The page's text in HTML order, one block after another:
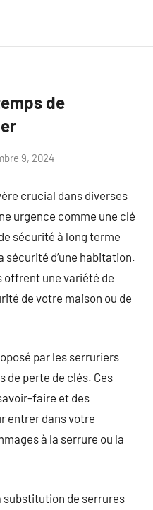
de
9, 2024
crucial dans diverses
urgence comme une clé
sécurité à long terme
sécurité d’une habitation.
offrent une variété de
de votre maison ou de
par les serruriers
de perte de clés. Ces
faire et des
entrer dans votre
à la serrure ou la
substitution de serrures